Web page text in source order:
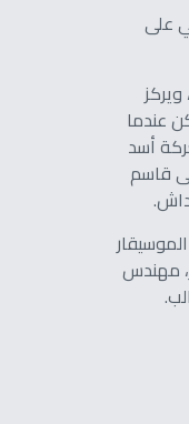
على
عندما
أسد
قاسم
مهندس